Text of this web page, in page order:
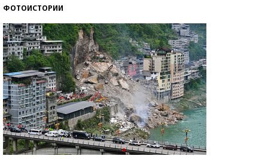
ФОТОИСТОРИИ